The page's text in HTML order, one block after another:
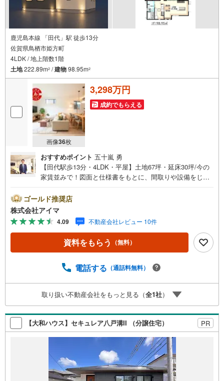
鹿児島本線 「田代」駅 徒歩13分
佐賀県鳥栖市姫方町
4LDK / 地上階数1階
土地222.89m2 /建物98.95m2
画像36枚
3,298万円
成約でもらえる
おすすめポイント 五十嵐 勇
【田代駅歩13分・4LDK・平屋】土地67坪・延床30坪/今の
家賃並みで！図面と仕様書をもとに、間取りや設備をじっ
計で、子育て期からシニア期まで安心して暮らせます。■広
さ・間取り間取りは4LDK・LDK15帖以上。土地約67坪・延
床約30坪と、暮らしの広さを数字でご確認いただけます。
■品質・保証住まいの品質を支える裏付けです。基礎は面で
支えるベタ基礎。地盤調査を実施済み。完了検査済証の交
付済み。ほかにフラット35Sに対応・フラット35S適合証明
線利用で行き先が広がります。バス停まで徒歩3分以内。■
ンの専門店です大手ネット銀行はじめ多数の金融機関と提
携/最長50年の返済プランもご用意平日も夜間もご見学OK/
ご自宅・最寄り駅まで送迎無料/オンライン相談OK「見る
だけ」「ローン相談だけ」でも歓迎します他社でローンが
難しいと言われた方、転職後で審査にご不安の方もご相談
ください
ゴールド推奨店
株式会社アイマ
4.09 不動産会社レビュー 10件
資料をもらう （無料）
電話する （通話料無料）
取り扱い不動産会社をもっと見る（全1社）
【大和ハウス】セキュレア八戸溝II （分譲住宅） PR